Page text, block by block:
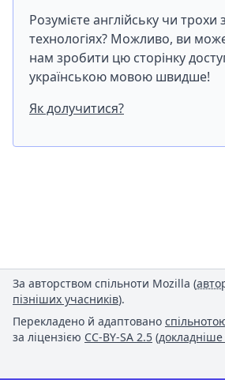
Розумієте англійську чи трохи
технологіях? Можливо, ви
нам зробити цю сторінку
українською мовою швидше!
Як долучитися?
За авторством спільноти Mozilla (
пізніших учасників).
Перекладено й адаптовано
за ліцензією CC-BY-SA 2.5 (докладніше